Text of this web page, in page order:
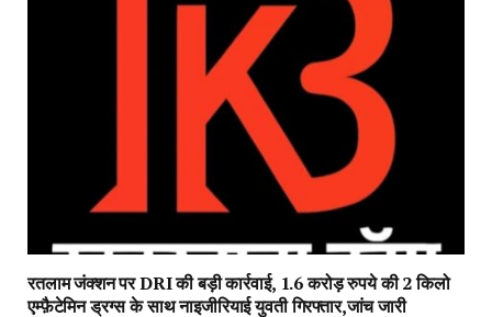
रतलाम जंक्शन पर DRI की बड़ी कार्रवाई, 1.6 करोड़ रुपये की 2 किलो
एम्फ़ैटेमिन ड्रग्स के साथ नाइजीरियाई युवती गिरफ्तार,जांच जारी